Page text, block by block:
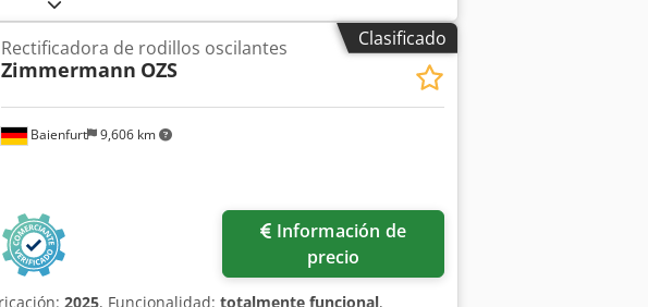
/ 2.800 rpm Diámetro de la conexión de aspiración:
450 kg La máquina ha sido repintada en color gris
completo; es decir, toda la instalación eléctrica es
equipado con un freno de motor y un sistema de parada
al fabricante o se fabricaron a medida. El alcance de
así como manguitos de lijado y otros accesorios
con 6 meses de garantía! Precio más IVA, el cual se
y asegurado en toda Alemania! Si tiene alguna
nosotros.
Clasificado
Baienfurt 9,606 km
Rectificadora de rodillos oscilantes
Zimmermann OZS
precio
2025, Funcionalidad: totalmente funcional,